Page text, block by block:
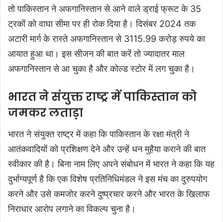
तो पाकिस्तान ने अफगानिस्तान से आने वाले ड्राई फ्रूट के 35
ट्रकों को वाघा सीमा पर ही रोक दिया है। दिसंबर 2024 तक
अटारी मार्ग के रास्ते अफगानिस्तान से 3115.99 करोड़ रुपये का
आयात हुआ था। इस सीजन की बात करें तो ज्यादातर माल
अफगानिस्तान से आ चुका है और कोल्ड स्टोर में लग चुका है।
भारत ने संयुक्त राष्ट्र में पाकिस्तान को
जमकर लताड़ा
भारत ने संयुक्त राष्ट्र में कहा कि पाकिस्तान के रक्षा मंत्री ने
आतंकवादियों को प्रशिक्षण देने और उन्हें धन मुहैया कराने की बात
स्वीकार की है। बिना नाम लिए अपने संबोधन में भारत ने कहा कि यह
दुर्भाग्यपूर्ण है कि एक विशेष प्रतिनिधिमंडल ने इस मंच का दुरुपयोग
करने और उसे कमजोर करने दुष्प्रचार करने और भारत के खिलाफ
निराधार आरोप लगाने का विकल्प चुना है।